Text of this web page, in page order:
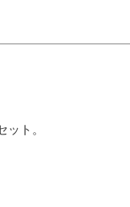
ト。